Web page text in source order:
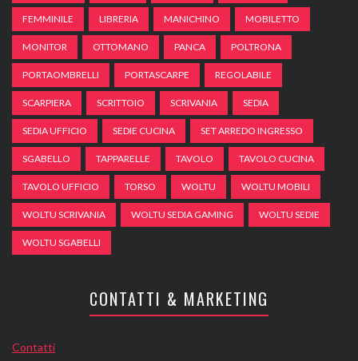
FEMMINILE LIBRERIA MANICHINO MOBILETTO
MONITOR OTTOMANO PANCA POLTRONA
PORTAOMBRELLI PORTASCARPE REGOLABILE
SCARPIERA SCRITTOIO SCRIVANIA SEDIA
SEDIA UFFICIO SEDIE CUCINA SET ARREDO INGRESSO
SGABELLO TAPPARELLE TAVOLO TAVOLO CUCINA
TAVOLO UFFICIO TORSO WOLTU WOLTU MOBILI
WOLTU SCRIVANIA WOLTU SEDIA GAMING WOLTU SEDIE
WOLTU SGABELLI
CONTATTI & MARKETING
Contatti